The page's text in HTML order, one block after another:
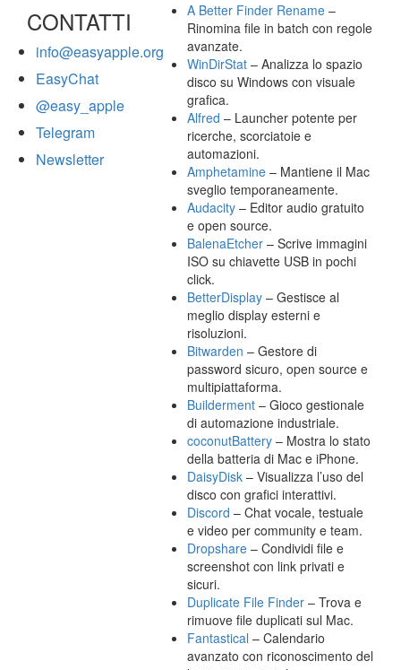
CONTATTI
info@easyapple.org
EasyChat
@easy_apple
Telegram
Newsletter
A Better Finder Rename –
Rinomina file in batch con regole
avanzate.
WinDirStat – Analizza lo spazio
disco su Windows con visuale
grafica.
Alfred – Launcher potente per
ricerche, scorciatoie e
automazioni.
Amphetamine – Mantiene il Mac
sveglio temporaneamente.
Audacity – Editor audio gratuito
e open source.
BalenaEtcher – Scrive immagini
ISO su chiavette USB in pochi
click.
BetterDisplay – Gestisce al
meglio display esterni e
risoluzioni.
Bitwarden – Gestore di
password sicuro, open source e
multipiattaforma.
Builderment – Gioco gestionale
di automazione industriale.
coconutBattery – Mostra lo stato
della batteria di Mac e iPhone.
DaisyDisk – Visualizza l’uso del
disco con grafici interattivi.
Discord – Chat vocale, testuale
e video per community e team.
Dropshare – Condividi file e
screenshot con link privati e
sicuri.
Duplicate File Finder – Trova e
rimuove file duplicati sul Mac.
Fantastical – Calendario
avanzato con riconoscimento del